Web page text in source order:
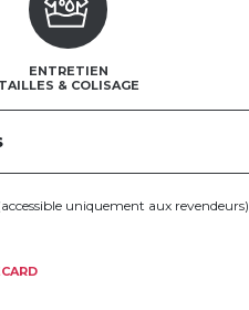
ENTRETIEN
TAILLES & COLISAGE
uniquement aux revendeurs)